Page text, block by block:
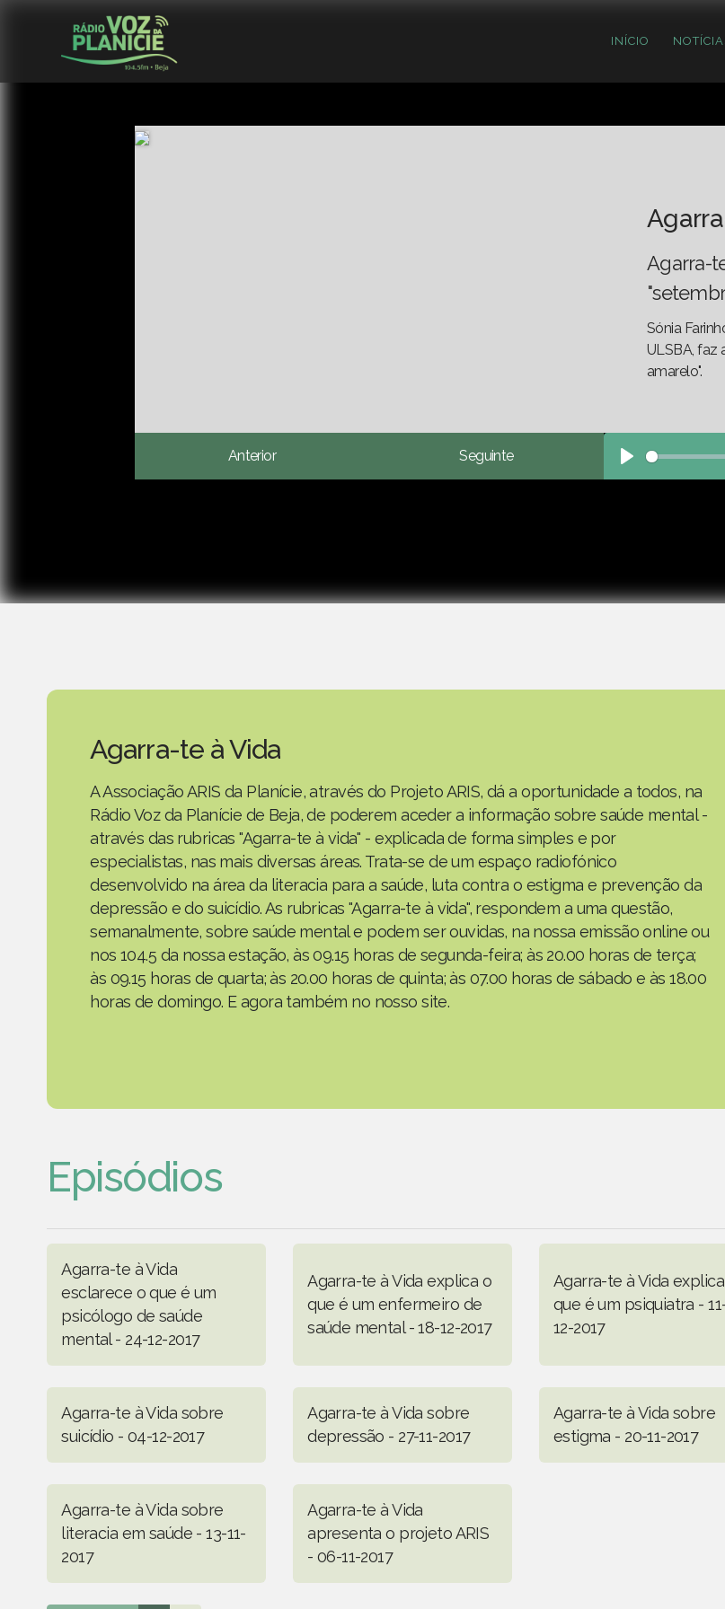
INÍCIO
Agarra-
Sónia
ULSBA, faz
amarelo".
Anterior Seguinte
Play
Agarra-te à Vida
A Associação ARIS da Planície, através do Projeto ARIS, dá a oportunidade a todos, na
Rádio Voz da Planície de Beja, de poderem aceder a informação sobre saúde mental -
através das rubricas "Agarra-te à vida" - explicada de forma simples e por
especialistas, nas mais diversas áreas. Trata-se de um espaço radiofónico
desenvolvido na área da literacia para a saúde, luta contra o estigma e prevenção da
depressão e do suicídio. As rubricas "Agarra-te à vida", respondem a uma questão,
semanalmente, sobre saúde mental e podem ser ouvidas, na nossa emissão online ou
nos 104.5 da nossa estação, às 09.15 horas de segunda-feira; às 20.00 horas de terça;
às 09.15 horas de quarta; às 20.00 horas de quinta; às 07.00 horas de sábado e às 18.00
horas de domingo. E agora também no nosso site.
Episódios
Agarra-te à Vida
esclarece o que é um
psicólogo de saúde
mental - 24-12-2017
Agarra-te à Vida explica o
que é um enfermeiro de
saúde mental - 18-12-2017
Agarra-te à Vida
que é um psiquiatra -
12-2017
Agarra-te à Vida sobre
suicídio - 04-12-2017
Agarra-te à Vida sobre
depressão - 27-11-2017
Agarra-te à Vida sobre
estigma - 20-11-2017
Agarra-te à Vida sobre
literacia em saúde - 13-11-
2017
Agarra-te à Vida
apresenta o projeto ARIS
- 06-11-2017